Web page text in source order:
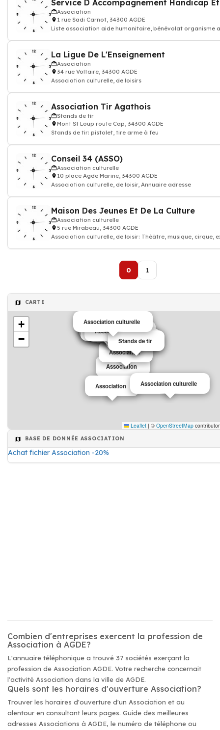
Service D Accompagnement Handicap
Association
1 rue Sadi Carnot, 34300 AGDE
Liste association aide humanitaire, bénévolat organisme
La Ligue De L'Enseignement
Association
34 rue Voltaire, 34300 AGDE
Association culturelle, de loisirs
Association Tir Agathois
Stands de tir
Mont St Loup route Cap, 34300 AGDE
Stands de tir: pistolet, tire arme à feu
Conseil 34 (ASSO)
Association culturelle
10 place Agde Marine, 34300 AGDE
Association culturelle, de loisir, Annuaire adresse
Maison Des Jeunes Et De La Culture
Association culturelle
5 rue Mirabeau, 34300 AGDE
Association culturelle, de loisir: Théâtre, musique, cirque,
0 1
CARTE
Association
Association
Association
Association
Association
Association
AssociationAssociation
Association
Association
Association
Association
Association
Association
Association
Association
Stands de tir
Association culturelle
Association culturelle
+
−
Leaflet | © OpenStreetMap
BASE DE DONNÉE ASSOCIATION
Achat fichier Association -20%
Combien d'entreprises exercent la profession de
Association à AGDE?
L'annuaire téléphonique a trouvé 37 sociétés exerçant la
profession de Association AGDE. Votre recherche concernait
l'activité Association dans la ville de AGDE.
Quels sont les horaires d'ouverture Association?
Trouver les horaires d'ouverture d'un Association et au
alentour en consultant leurs pages. Guide des meilleures
adresses Associations à AGDE, le numéro de téléphone ou